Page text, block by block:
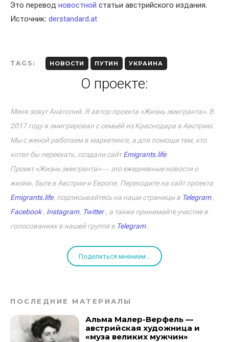
Это перевод новостной статьи австрийского издания.
Источник: derstandard.at
TAGS: НОВОСТИ ПУТИН УКРАИНА
О проекте:
Меня зовут Анатолий. Я автор проекта «Жизнь эмигранта». В
2017 году я эмигрировал с семьёй из Краснодара в Австрию.
Мы с женой работаем в маркетинге, а для помощи тем, кто
хотел бы переехать, создали сайтEmigrants.life.
Проект «Жизнь эмигранта» ― это ежедневные новости о
жизни, быте в Австрии и Европе. Переходите на сайт проекта
Emigrants.life, подписывайтесь на наши страницы в Telegram,
Facebook, Instagram, Twitter, а также принимайте участие в
голосованиях в нашей группе в Telegram.
Поделиться мнением...
ПОСЛЕДНИЕ МАТЕРИАЛЫ
Альма Малер-Верфель —
австрийская художница и
«муза великих мужчин»